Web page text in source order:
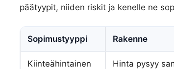
päätyypit, niiden riskit ja kenelle ne
Sopimustyyppi Rakenne
Kiinteähintainen
Hinta pysyy